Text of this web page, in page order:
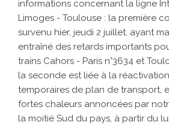
informations concernant la ligne
Limoges - Toulouse : la première
survenu hier, jeudi 2 juillet, ayant
entraîné des retards importants
trains Cahors - Paris n°3634 et
la seconde est liée à la
temporaires de plan de transport,
fortes chaleurs annoncées par
la moitié Sud du pays, à partir du